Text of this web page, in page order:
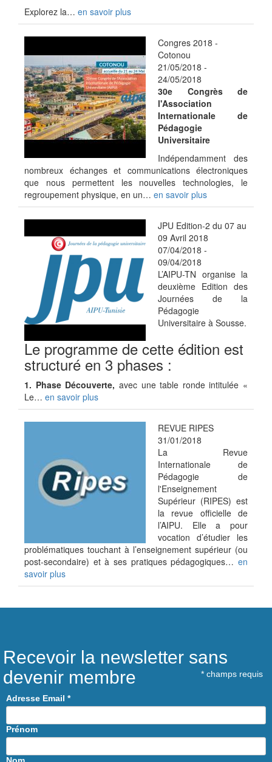
Explorez la… en savoir plus
Congres 2018 -
Cotonou
21/05/2018 -
24/05/2018
30e Congrès de
l'Association
Internationale de
Pédagogie
Universitaire
Indépendamment des
nombreux échanges et communications électroniques
que nous permettent les nouvelles technologies, le
regroupement physique, en un… en savoir plus
JPU Edition-2 du 07 au
09 Avril 2018
07/04/2018 -
09/04/2018
L’AIPU-TN organise la
deuxième Edition des
Journées de la
Pédagogie
Universitaire à Sousse.
Le programme de cette édition est
structuré en 3 phases :
1. Phase Découverte, avec une table ronde intitulée «
Le… en savoir plus
REVUE RIPES
31/01/2018
La Revue
Internationale de
Pédagogie de
l'Enseignement
Supérieur (RIPES) est
la revue officielle de
l’AIPU. Elle a pour
vocation d’étudier les
problématiques touchant à l’enseignement supérieur (ou
post-secondaire) et à ses pratiques pédagogiques… en
savoir plus
Recevoir la newsletter sans
devenir membre
* champs requis
Adresse Email *
Prénom